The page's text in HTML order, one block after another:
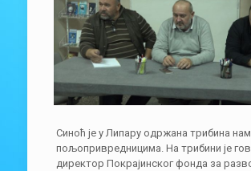
Синоћ је у Липару одржана трибина
пољопривредницима. На трибини је
директор Покрајинског фонда за